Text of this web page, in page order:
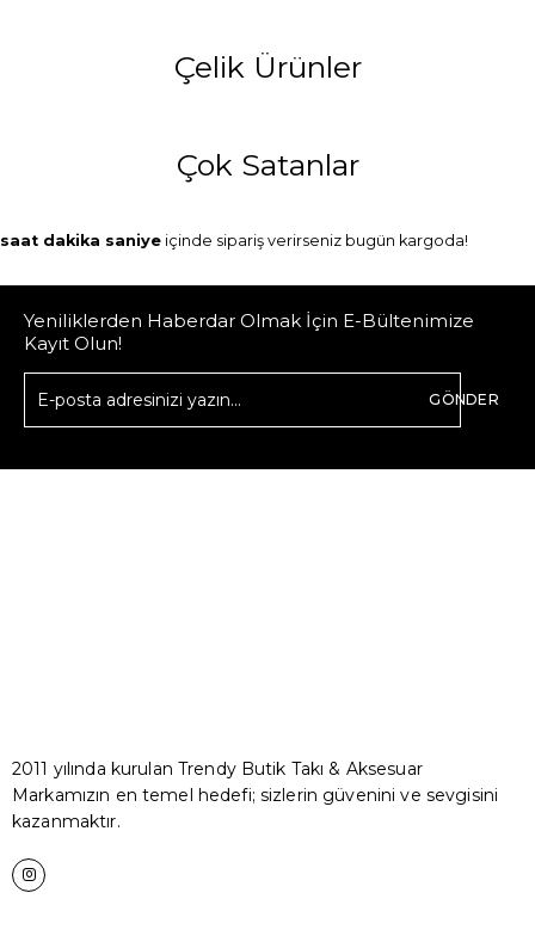
Çelik Ürünler
Çok Satanlar
saat dakika saniye içinde sipariş verirseniz bugün kargoda!
Yeniliklerden Haberdar Olmak İçin E-Bültenimize
Kayıt Olun!
GÖNDER
2011 yılında kurulan Trendy Butik Takı & Aksesuar
Markamızın en temel hedefi; sizlerin güvenini ve sevgisini
kazanmaktır.